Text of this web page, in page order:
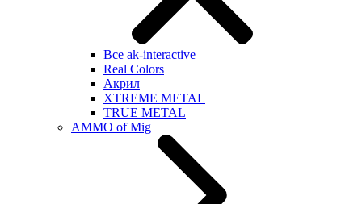
Все ak-interactive
Real Colors
Акрил
XTREME METAL
TRUE METAL
AMMO of Mig